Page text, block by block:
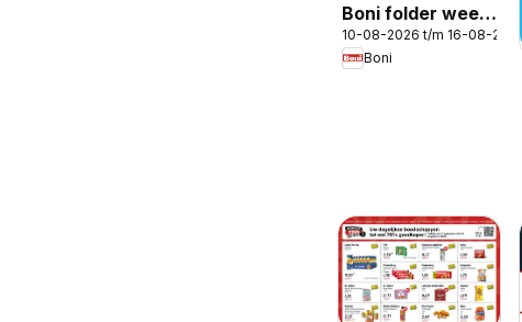
Boni folder week
33
10-08-2026 t/m 16-08-2026
Boni